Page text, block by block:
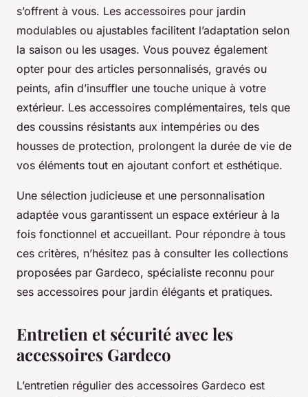
s’offrent à vous. Les accessoires pour jardin
modulables ou ajustables facilitent l’adaptation selon
la saison ou les usages. Vous pouvez également
opter pour des articles personnalisés, gravés ou
peints, afin d’insuffler une touche unique à votre
extérieur. Les accessoires complémentaires, tels que
des coussins résistants aux intempéries ou des
housses de protection, prolongent la durée de vie de
vos éléments tout en ajoutant confort et esthétique.
Une sélection judicieuse et une personnalisation
adaptée vous garantissent un espace extérieur à la
fois fonctionnel et accueillant. Pour répondre à tous
ces critères, n’hésitez pas à consulter les collections
proposées par Gardeco, spécialiste reconnu pour
ses accessoires pour jardin élégants et pratiques.
Entretien et sécurité avec les
accessoires Gardeco
L’entretien régulier des accessoires Gardeco est